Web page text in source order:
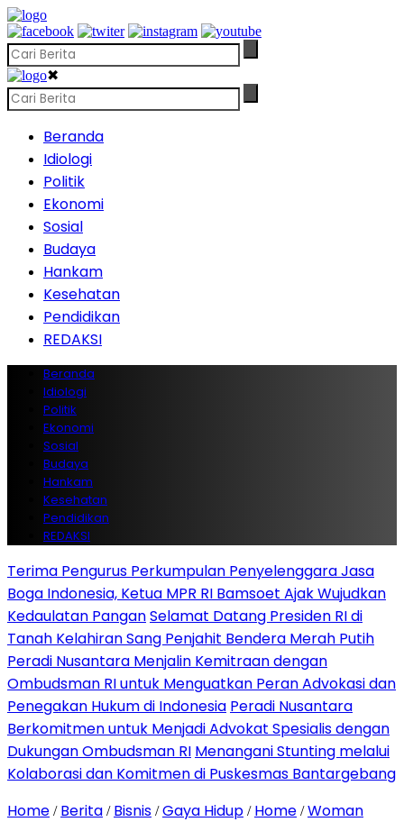
✖
Beranda
Idiologi
Politik
Ekonomi
Sosial
Budaya
Hankam
Kesehatan
Pendidikan
REDAKSI
Beranda
Idiologi
Politik
Ekonomi
Sosial
Budaya
Hankam
Kesehatan
Pendidikan
REDAKSI
Terima Pengurus Perkumpulan Penyelenggara Jasa
Boga Indonesia, Ketua MPR RI Bamsoet Ajak Wujudkan
Kedaulatan PanganSelamat Datang Presiden RI di
Tanah Kelahiran Sang Penjahit Bendera Merah Putih
Peradi Nusantara Menjalin Kemitraan dengan
Ombudsman RI untuk Menguatkan Peran Advokasi dan
Penegakan Hukum di Indonesia Peradi Nusantara
Berkomitmen untuk Menjadi Advokat Spesialis dengan
Dukungan Ombudsman RI Menangani Stunting melalui
Kolaborasi dan Komitmen di Puskesmas Bantargebang
Home / Berita / Bisnis /Gaya Hidup / Home /Woman